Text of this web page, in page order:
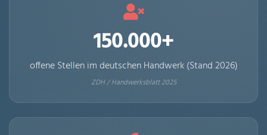
150.000+
offene Stellen im deutschen Handwerk (Stand 2026)
ZDH / Handwerksblatt 2025